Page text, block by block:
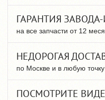
ГАРАНТИЯ
на все запчасти от 12
НЕДОРОГАЯ
по Москве и в любую
ПОСМОТРИТЕ